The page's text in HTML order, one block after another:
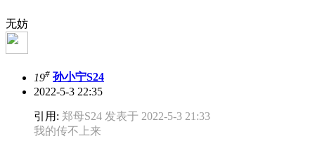
无妨
19# 孙小宁S24
2022-5-3 22:35
引用: 郑母S24 发表于 2022-5-3 21:33
我的传不上来